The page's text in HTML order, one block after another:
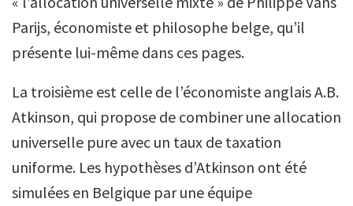
Parijs, économiste et philosophe belge, qu’il
présente lui-même dans ces pages.
La troisième est celle de l’économiste anglais A.B.
Atkinson, qui propose de combiner une allocation
universelle pure avec un taux de taxation
uniforme. Les hypothèses d’Atkinson ont été
simulées en Belgique par une équipe